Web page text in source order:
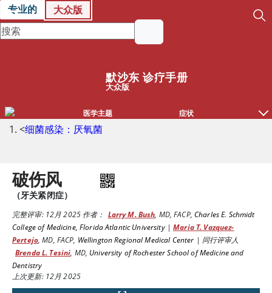
专业的 大众版
默沙东 诊疗手册
大众版
医学主题 症状
<细菌感染：厌氧菌
破伤风
（牙关紧闭症）
完整评审:12月 2025作者： Larry M. Bush, MD, FACP,Charles E. Schmidt
College of Medicine, Florida Atlantic University|Maria T. Vazquez-
Pertejo,MD, FACP, Wellington Regional Medical Center | 同行评审人
Brenda L. Tesini, MD, University of Rochester School of Medicine and
Dentistry
上次更新: 12月 2025